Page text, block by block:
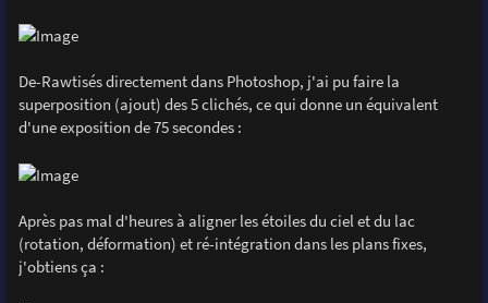
De-Rawtisés directement dans Photoshop, j'ai pu faire la
superposition (ajout) des 5 clichés, ce qui donne un équivalent
d'une exposition de 75 secondes :
Après pas mal d'heures à aligner les étoiles du ciel et du lac
(rotation, déformation) et ré-intégration dans les plans fixes,
j'obtiens ça :